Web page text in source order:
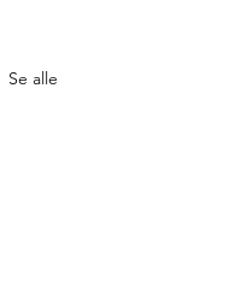
Se alle